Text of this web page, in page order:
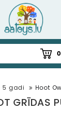
5 gadi Hoot
GRĪDAS